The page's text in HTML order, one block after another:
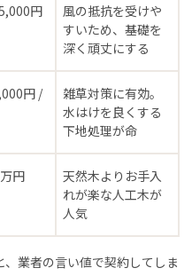
円
風の抵抗を受けや
すいため、基礎を
深く頑丈にする
円 /
雑草対策に有効。
水はけを良くする
下地処理が命
円
天然木よりお手入
れが楽な人工木が
人気
業者の言い値で契約してしま